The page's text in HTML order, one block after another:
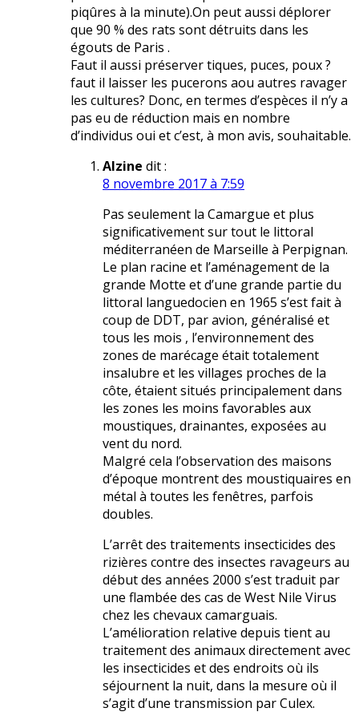
piqûres à la minute).On peut aussi déplorer
que 90 % des rats sont détruits dans les
égouts de Paris .
Faut il aussi préserver tiques, puces, poux ?
faut il laisser les pucerons aou autres ravager
les cultures? Donc, en termes d’espèces il n’y a
pas eu de réduction mais en nombre
d’individus oui et c’est, à mon avis, souhaitable.
Alzine dit :
8 novembre 2017 à 7:59
Pas seulement la Camargue et plus
significativement sur tout le littoral
méditerranéen de Marseille à Perpignan.
Le plan racine et l’aménagement de la
grande Motte et d’une grande partie du
littoral languedocien en 1965 s’est fait à
coup de DDT, par avion, généralisé et
tous les mois , l’environnement des
zones de marécage était totalement
insalubre et les villages proches de la
côte, étaient situés principalement dans
les zones les moins favorables aux
moustiques, drainantes, exposées au
vent du nord.
Malgré cela l’observation des maisons
d’époque montrent des moustiquaires en
métal à toutes les fenêtres, parfois
doubles.
L’arrêt des traitements insecticides des
rizières contre des insectes ravageurs au
début des années 2000 s’est traduit par
une flambée des cas de West Nile Virus
chez les chevaux camarguais.
L’amélioration relative depuis tient au
traitement des animaux directement avec
les insecticides et des endroits où ils
séjournent la nuit, dans la mesure où il
s’agit d’une transmission par Culex.